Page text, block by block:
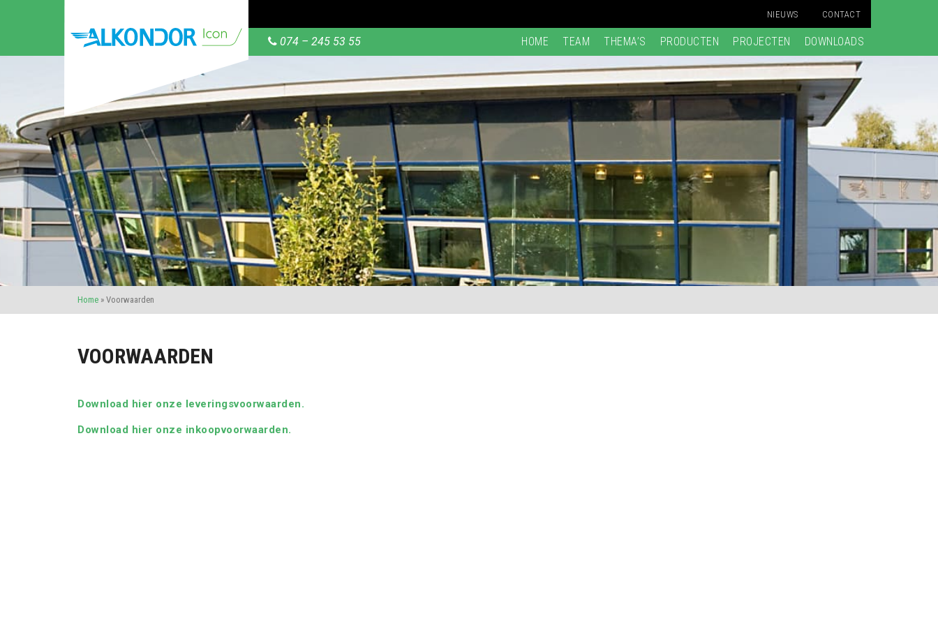
NIEUWS CONTACT
074 – 245 53 55 HOME TEAM THEMA’S PRODUCTEN PROJECTEN DOWNLOADS
Home » Voorwaarden
VOORWAARDEN
Download hier onze leveringsvoorwaarden.
Download hier onze inkoopvoorwaarden.